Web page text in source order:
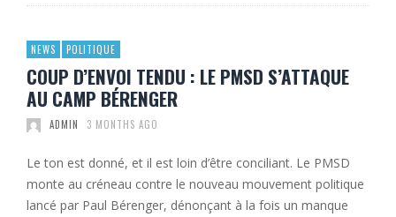
NEWS POLITIQUE
COUP D’ENVOI TENDU : LE PMSD S’ATTAQUE
AU CAMP BÉRENGER
ADMIN 3 MONTHS AGO
Le ton est donné, et il est loin d’être conciliant. Le PMSD
monte au créneau contre le nouveau mouvement politique
lancé par Paul Bérenger, dénonçant à la fois un manque